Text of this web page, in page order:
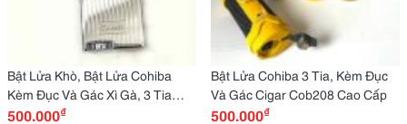
Bật Lửa Khò, Bật Lửa Cohiba
Kèm Đục Và Gác Xì Gà, 3 Tia
Cob208
500.000₫
Bật Lửa Cohiba 3 Tia, Kèm Đục
Và Gác Cigar Cob208 Cao Cấp
500.000₫